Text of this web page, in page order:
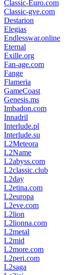
Classic-Euro.com
Classic-gve.com
Destarion
Elegias
Endlesswar.online
Eternal
Exille.org
Fan-age.com
Fange
Flameria
GameCoast
Genesis.ms
Imbadon.com
Innadril
Interlude.pl
Interlude.su
L2Meteora
L2Name
L2abyss.com
L2classic.club
L2day
L2etina.com
L2europa
L2eve.com
L2lion
L2lionna.com
L2metal
L2mid
L2more.com
L2peri.com
L2saga